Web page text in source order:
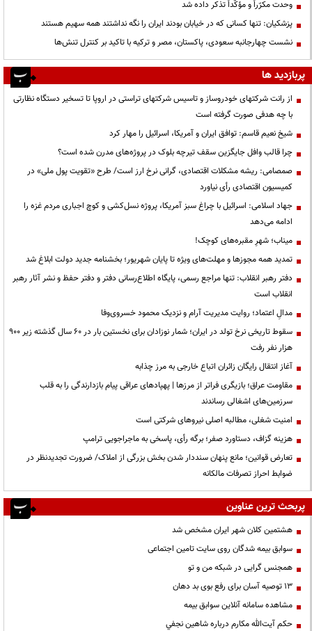
وحدت مکرّراً و مؤکّداً تذکر داده شد
پزشکیان: تنها کسانی که در خیابان بودند ایران را نگه نداشتند همه سهیم هستند
نشست چهارجانبه سعودی، پاکستان، مصر و ترکیه با تاکید بر کنترل تنش‌ها
پربازدید ها
از رانت‌ شرکتهای خودروساز و تاسیس شرکتهای تراستی در اروپا تا تسخیر دستگاه نظارتی
با چه هدفی صورت گرفته است
شیخ نعیم قاسم: توافق ایران و آمریکا، اسرائیل را مهار کرد
چرا قالب وافل جایگزین سقف تیرچه بلوک در پروژه‌های مدرن شده است؟
صمصامی: ریشه مشکلات اقتصادی، گرانی نرخ ارز است/ طرح «تقویت پول ملی» در
کمیسیون اقتصادی رأی نیاورد
جهاد اسلامی: اسرائیل با چراغ سبز آمریکا، پروژه نسل‌کشی و کوچ اجباری مردم غزه را
ادامه می‌دهد
میناب؛ شهرِ مقبره‌های کوچک!
تمدید همه مجوزها و مهلت‌های ویژه تا پایان شهریور؛ بخشنامه جدید دولت ابلاغ شد
دفتر رهبر انقلاب: تنها مراجع رسمی، پایگاه اطلاع‌رسانی دفتر و دفتر حفظ و نشر آثار رهبر
انقلاب است
مدالِ اعتماد؛ روایت مدیریت آرام و نزدیک محمود خسروی‌وفا
سقوط تاریخی نرخ تولد در ایران؛ شمار نوزادان برای نخستین بار در ۶۰ سال گذشته زیر ۹۰۰
هزار نفر رفت
آغاز انتقال رایگان زائران اتباع خارجی به مرز چذابه
مقاومت عراق؛ بازیگری فراتر از مرزها | پهپادهای عراقی پیام بازدارندگی را به قلب
سرزمین‌های اشغالی رساندند
‌امنیت شغلی، مطالبه اصلی نیروهای شرکتی است
هزینه گزاف، دستاورد صفر؛ برگه رأی، پاسخی به ماجراجویی ترامپ
تعارض قوانین؛ مانع پنهان سنددار شدن بخش بزرگی از املاک/ ضرورت تجدیدنظر در
ضوابط احراز تصرفات مالکانه
پربحث ترین عناوین
هشتمین کلان شهر ایران مشخص شد
سوابق بیمه شدگان روی سایت تامین اجتماعی
همجنس گرایی در شبکه من و تو
13 توصیه آسان برای رفع بوی بد دهان
مشاهده سامانه آنلاين سوابق بیمه
حكم آيت‌الله مكارم درباره شاهين نجفي